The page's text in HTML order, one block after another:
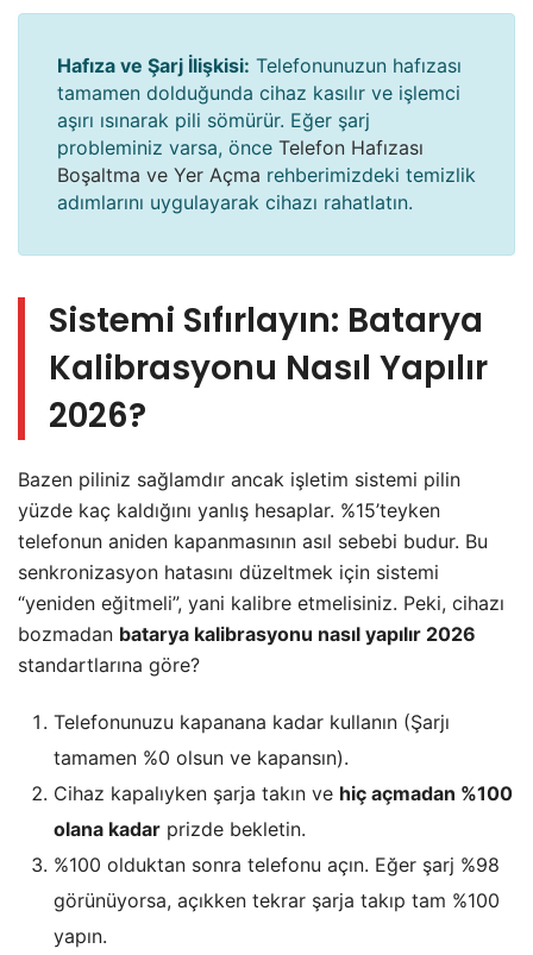
Hafıza ve Şarj İlişkisi: Telefonunuzun hafızası
tamamen dolduğunda cihaz kasılır ve işlemci
aşırı ısınarak pili sömürür. Eğer şarj
probleminiz varsa, önce Telefon Hafızası
Boşaltma ve Yer Açma rehberimizdeki temizlik
adımlarını uygulayarak cihazı rahatlatın.
Sistemi Sıfırlayın: Batarya
Kalibrasyonu Nasıl Yapılır
2026?
Bazen piliniz sağlamdır ancak işletim sistemi pilin
yüzde kaç kaldığını yanlış hesaplar. %15’teyken
telefonun aniden kapanmasının asıl sebebi budur. Bu
senkronizasyon hatasını düzeltmek için sistemi
“yeniden eğitmeli”, yani kalibre etmelisiniz. Peki, cihazı
bozmadan batarya kalibrasyonu nasıl yapılır 2026
standartlarına göre?
Telefonunuzu kapanana kadar kullanın (Şarjı
tamamen %0 olsun ve kapansın).
Cihaz kapalıyken şarja takın ve hiç açmadan %100
olana kadar prizde bekletin.
%100 olduktan sonra telefonu açın. Eğer şarj %98
görünüyorsa, açıkken tekrar şarja takıp tam %100
yapın.